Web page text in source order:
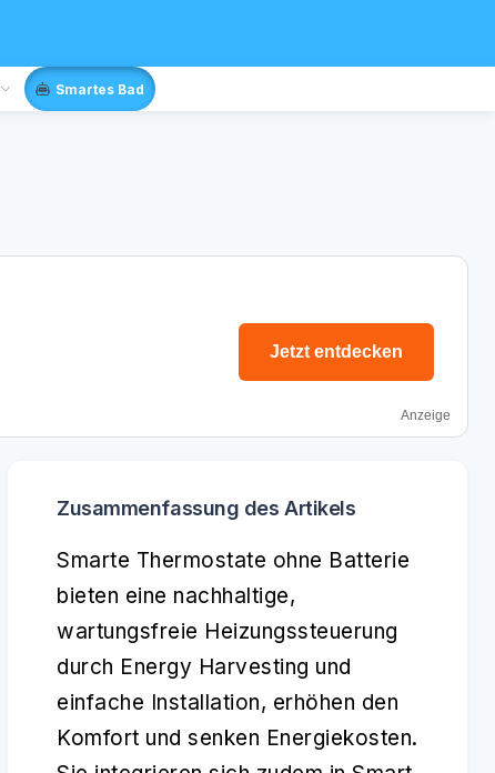
Smartes Bad
Jetzt entdecken
Anzeige
Zusammenfassung des Artikels
Smarte Thermostate ohne Batterie
bieten eine nachhaltige,
wartungsfreie Heizungssteuerung
durch Energy Harvesting und
einfache Installation, erhöhen den
Komfort und senken Energiekosten.